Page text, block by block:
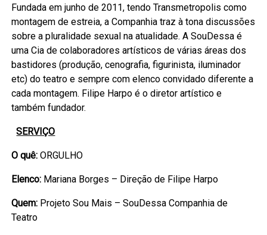
Fundada em junho de 2011, tendo Transmetropolis como
montagem de estreia, a Companhia traz à tona discussões
sobre a pluralidade sexual na atualidade. A SouDessa é
uma Cia de colaboradores artísticos de várias áreas dos
bastidores (produção, cenografia, figurinista, iluminador
etc) do teatro e sempre com elenco convidado diferente a
cada montagem. Filipe Harpo é o diretor artístico e
também fundador.
SERVIÇO
O quê: ORGULHO
Elenco: Mariana Borges – Direção de Filipe Harpo
Quem: Projeto Sou Mais – SouDessa Companhia de
Teatro